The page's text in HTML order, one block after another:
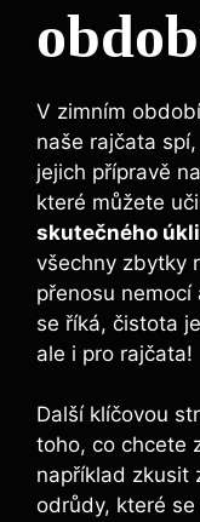
V zimním
naše ⁢rajčata
jejich přípravě
které můžete
skutečného
všechny⁣ zbytky⁤
přenosu⁢
se říká, čistota
ale i pro rajčata!
Další klíčovou
toho, co chcete
například⁣ zkusit
odrůdy, které